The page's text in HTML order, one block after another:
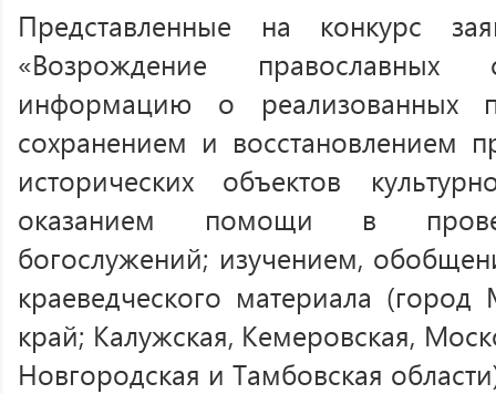
Представленные на конкурс
«Возрождение православных
информацию о реализованных
сохранением и восстановлением
исторических объектов
оказанием помощи в
богослужений; изучением,
краеведческого материала
край; Калужская, Кемеровская,
Новгородская и Тамбовская